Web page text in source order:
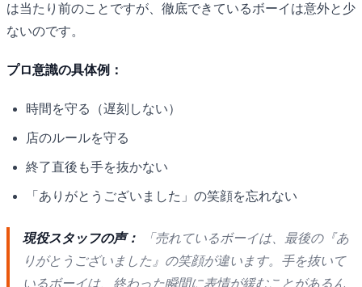
は当たり前のことですが、徹底できているボーイは意外と少
ないのです。
プロ意識の具体例：
時間を守る（遅刻しない）
店のルールを守る
終了直後も手を抜かない
「ありがとうございました」の笑顔を忘れない
現役スタッフの声：
「売れているボーイは、最後の『あ
りがとうございました』の笑顔が違います。手を抜いて
いるボーイは、終わった瞬間に表情が緩むことがあるん